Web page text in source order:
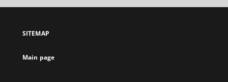
open
new
SITEMAP
Main page